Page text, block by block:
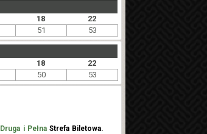
18 22
51 53
18 22
50 53
Druga i PełnaStrefa Biletowa.